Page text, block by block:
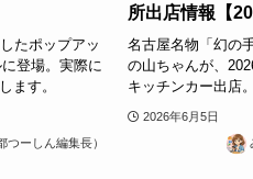
たポップアッ
登場。実際に
ます。
つーしん編集長）
所出店情報【
名古屋名物「幻の
の山ちゃんが、
キッチンカー出店。
2026年6月5日